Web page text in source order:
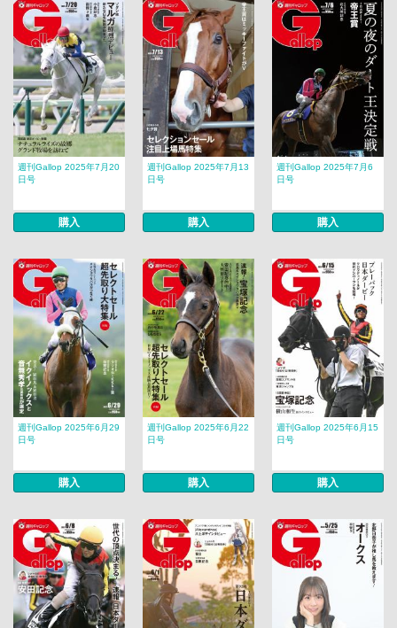
週刊Gallop 2025年7月20
日号
購入
週刊Gallop 2025年7月13
日号
購入
週刊Gallop 2025年7月6
日号
購入
週刊Gallop 2025年6月29
日号
購入
週刊Gallop 2025年6月22
日号
購入
週刊Gallop 2025年6月15
日号
購入